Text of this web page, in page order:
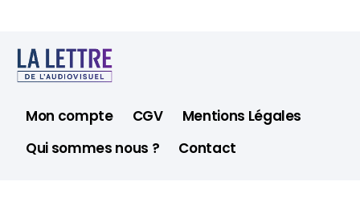
Mon compte CGV
Mentions Légales
Qui sommes nous ?
Contact